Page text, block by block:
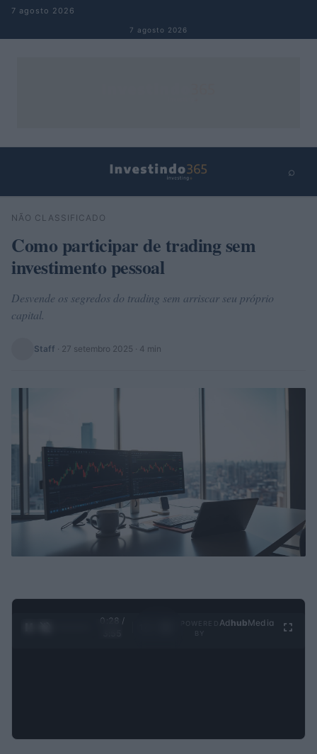
Pular para o conteúdo
7 agosto 2026
7 agosto 2026
⌕
Buscar
NÃO CLASSIFICADO
Como participar de trading sem
investimento pessoal
Desvende os segredos do trading sem arriscar seu próprio
capital.
Staff · 27 setembro 2025 · 4 min
0:29 /
Ad hubMedia